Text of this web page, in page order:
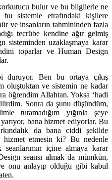
bulur ve bu bilgilerle ne
bu sistemle etrafındaki kişilere
ve insanların tahmininden fazla
tecrübe kendine ağır gelmiş
sisteminden uzaklaşmaya karar
toparlar ve Human Design
duruyor. Ben bu ortaya çıkış
oluştuktan ve sistemin ne kadar
öğrendim Allahtan. Yoksa ‘hadi
Sonra da şunu düşündüm,
tutamadığım yığınla şeye
bana hizmet ediyorlar. Bu
da bana ciddi şekilde
etmesin ki? Bu nedenle
içine almaya karar
seansı almak da mümkün,
onu anlayıp olduğu gibi kabul